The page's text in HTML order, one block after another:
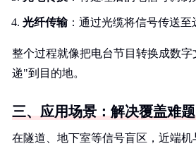
光纤传输：通过光缆将信号传送至
整个过程就像把电台节目转换成数
递"到目的地。
三、应用场景：解决覆盖难
在隧道、地下室等信号盲区，近端